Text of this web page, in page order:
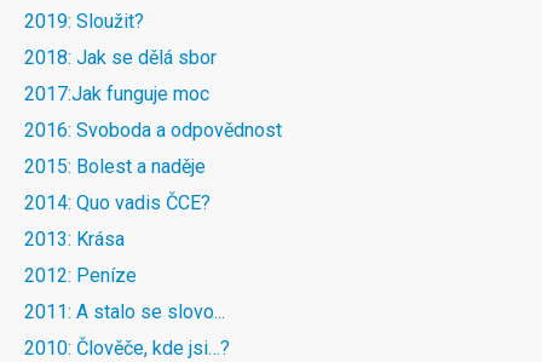
2019: Sloužit?
2018: Jak se dělá sbor
2017:Jak funguje moc
2016: Svoboda a odpovědnost
2015: Bolest a naděje
2014: Quo vadis ČCE?
2013: Krása
2012: Peníze
2011: A stalo se slovo...
2010: Člověče, kde jsi…?